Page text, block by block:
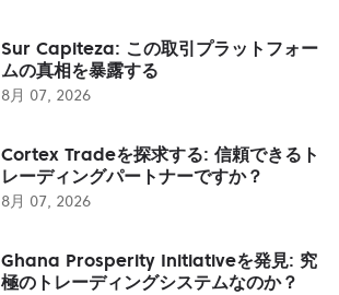
Sur Capiteza: この取引プラットフォー
ムの真相を暴露する
8月 07, 2026
Cortex Tradeを探求する: 信頼できるト
レーディングパートナーですか？
8月 07, 2026
Ghana Prosperity Initiativeを発見: 究
極のトレーディングシステムなのか？